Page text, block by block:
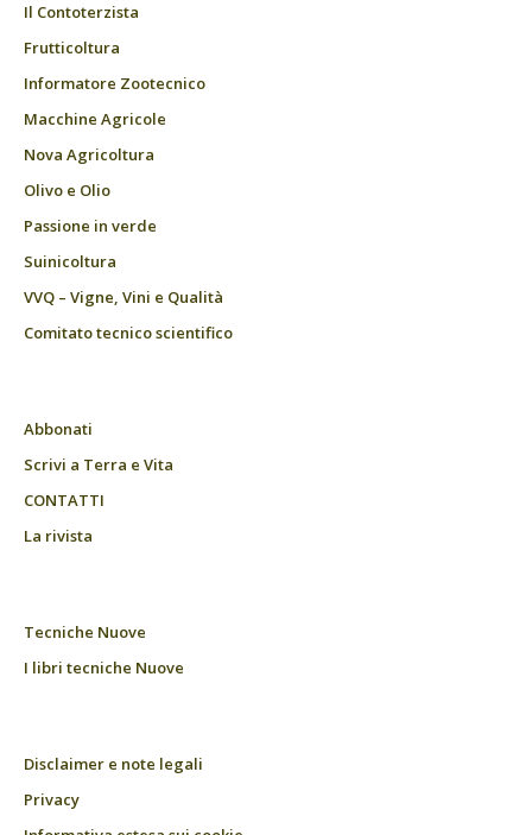
Il Contoterzista
Frutticoltura
Informatore Zootecnico
Macchine Agricole
Nova Agricoltura
Olivo e Olio
Passione in verde
Suinicoltura
VVQ – Vigne, Vini e Qualità
Comitato tecnico scientifico
Abbonati
Scrivi a Terra e Vita
CONTATTI
La rivista
Tecniche Nuove
I libri tecniche Nuove
Disclaimer e note legali
Privacy